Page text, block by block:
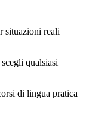
situazioni reali
qualsiasi
di lingua pratica